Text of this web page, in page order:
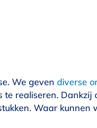
We geven diverse
realiseren.
Waar kunnen